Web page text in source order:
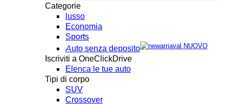
Categorie
lusso
Economia
Sports
Auto senza deposito
NUOVO
Iscriviti a OneClickDrive
Elenca le tue auto
Tipi di corpo
SUV
Crossover